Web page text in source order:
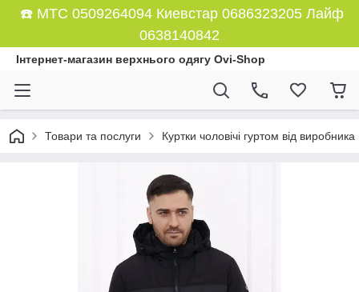
☎️ МТС 0509264094 Киевстар 0686323205 Лайф
0638140842
Інтернет-магазин верхнього одягу Ovi-Shop
Товари та послуги Куртки чоловічі гуртом від виробника